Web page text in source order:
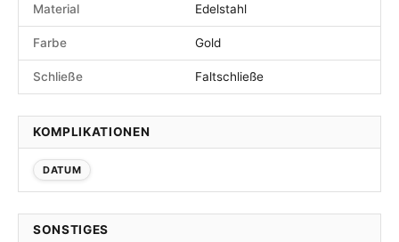
Material Edelstahl
Farbe Gold
Schließe Faltschließe
KOMPLIKATIONEN
DATUM
SONSTIGES